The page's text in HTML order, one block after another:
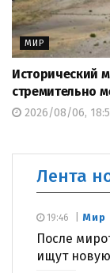
МИР
Исторический
стремительно
2026/08/06,
Лента
Мир
После
ищут
19:46